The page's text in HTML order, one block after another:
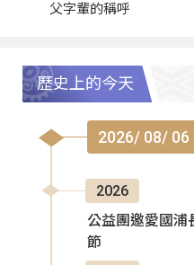
父字輩的稱呼
歷史上的今天
2026/ 08/ 06
2026
公益團邀愛國浦
節